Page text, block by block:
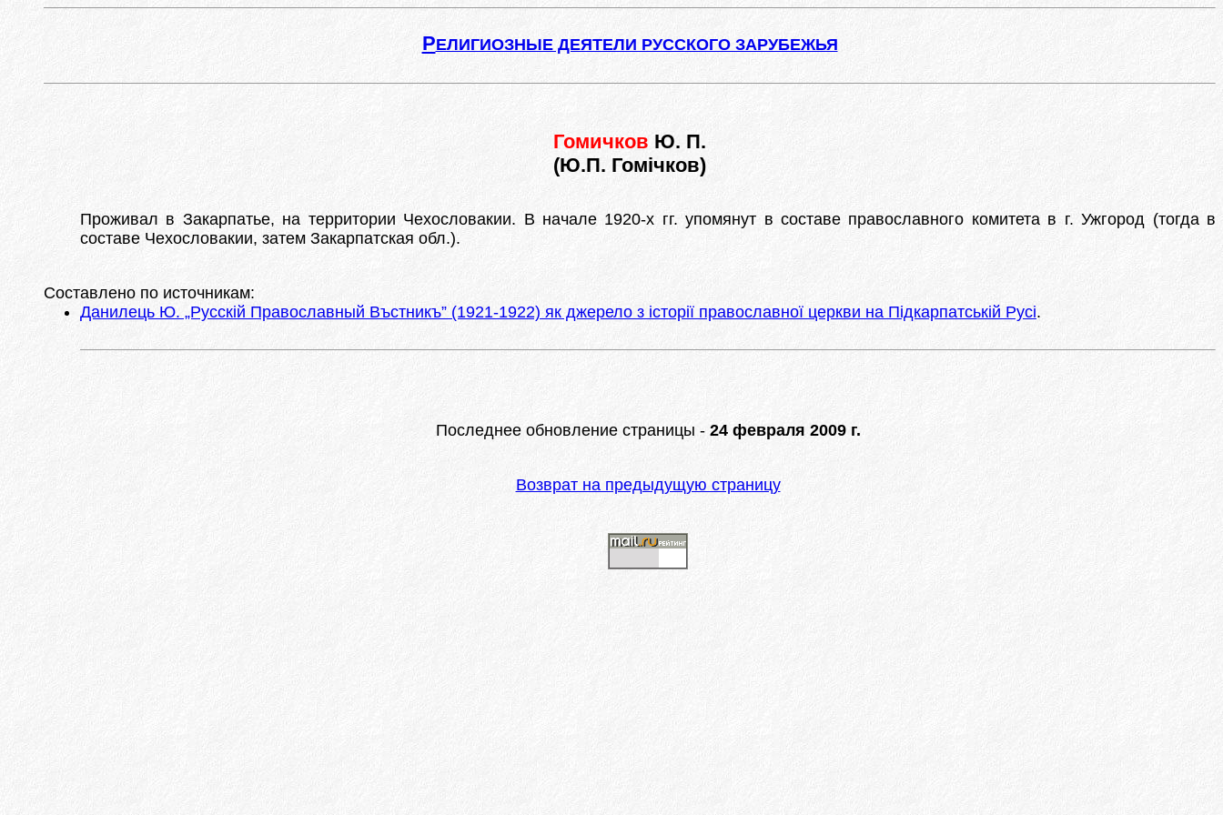
РЕЛИГИОЗНЫЕ ДЕЯТЕЛИ РУССКОГО ЗАРУБЕЖЬЯ
Гомичков Ю. П.
(Ю.П. Гомічков)
Проживал в Закарпатье, на территории Чехословакии. В начале 1920-х гг. упомянут в составе православного комитета в г. Ужгород (тогда в
составе Чехословакии, затем Закарпатская обл.).
Составлено по источникам:
Данилець Ю. „Русскій Православный Въстникъ” (1921-1922) як джерело з історії православної церкви на Підкарпатській Русі.
Последнее обновление страницы - 24 февраля 2009 г.
Возврат на предыдущую страницу